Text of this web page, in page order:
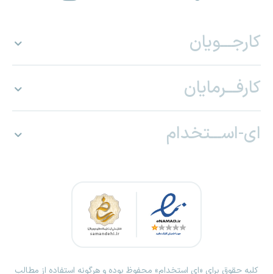
کارجـــویان
کارفـــرمایان
ای-اســـتخدام
کلیه حقوق برای «ای استخدام» محفوظ بوده و هرگونه استفاده از مطالب